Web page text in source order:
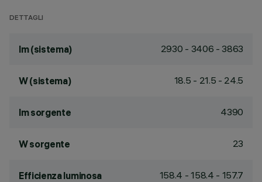
DETTAGLI
lm (sistema) 2930 - 3406 - 3863
W (sistema) 18.5 - 21.5 - 24.5
lm sorgente 4390
W sorgente 23
Efficienza luminosa
158.4 - 158.4 - 157.7